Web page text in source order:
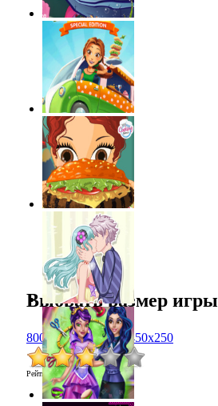
Выбрать размер игры
800x600 1024x768 450x250
Рейтинг :2.8/6